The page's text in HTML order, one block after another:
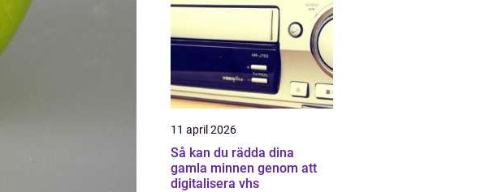
11 april 2026
Så kan du rädda dina
gamla minnen genom att
digitalisera vhs